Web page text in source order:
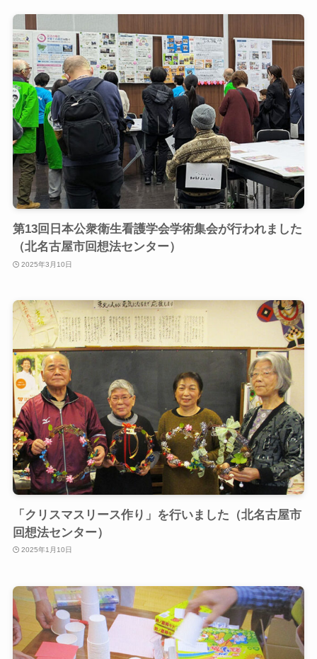
第13回日本公衆衛生看護学会学術集会が行われました
（北名古屋市回想法センター）
2025年3月10日
「クリスマスリース作り」を行いました（北名古屋市
回想法センター）
2025年1月10日